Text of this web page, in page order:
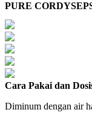
PURE
Cara Pakai dan
Diminum dengan air